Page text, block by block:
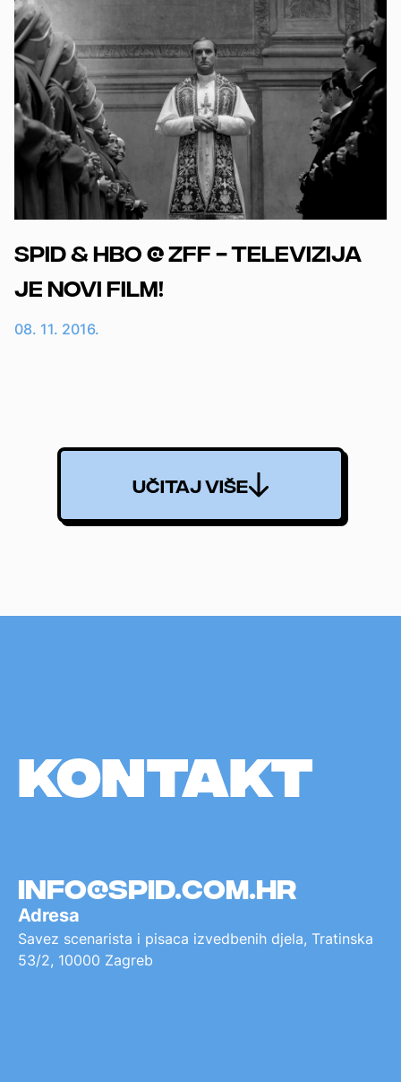
SPID & HBO @ ZFF - Televizija
je novi film!
08. 11. 2016.
UČITAJ VIŠE
KONTAKT
info@spid.com.hr
Adresa
Savez scenarista i pisaca izvedbenih djela, Tratinska
53/2, 10000 Zagreb